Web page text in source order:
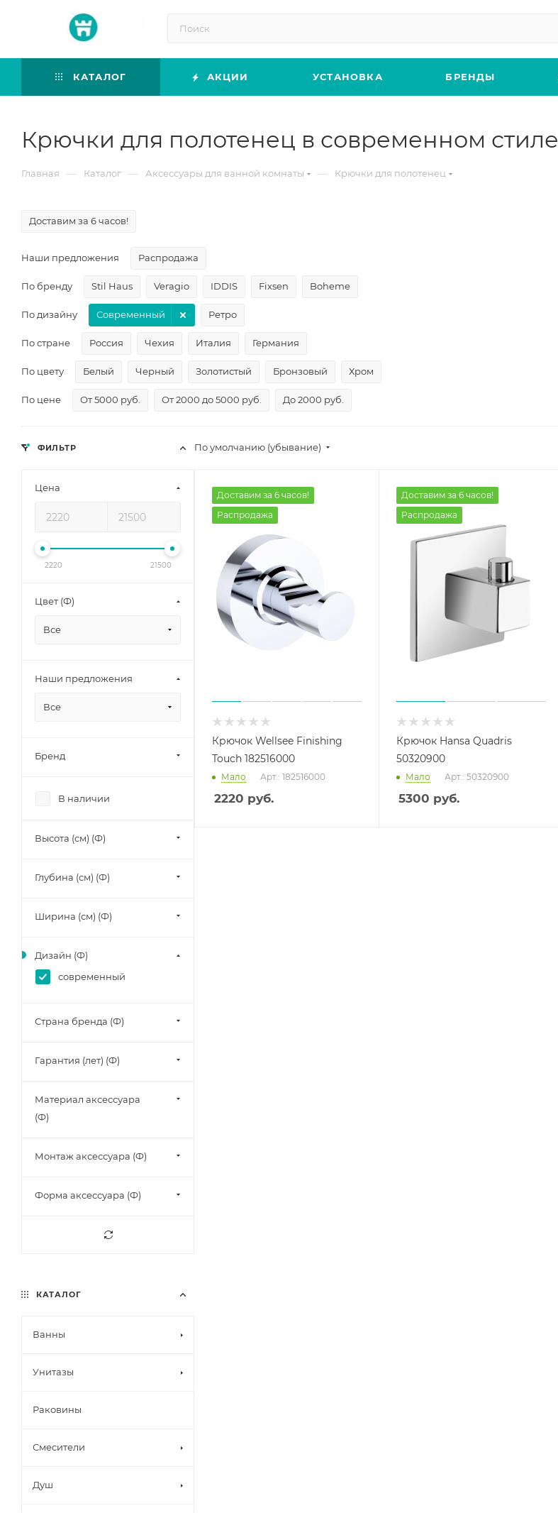
КАТАЛОГ АКЦИИ УСТАНОВКА БРЕНДЫ
Крючки для полотенец в современном стиле
Главная — Каталог — Аксессуары для ванной комнаты — Крючки для полотенец
Доставим за 6 часов!
Наши предложения Распродажа
По бренду Stil Haus Veragio IDDIS Fixsen Boheme
По дизайну Современный Ретро
По стране Россия Чехия Италия Германия
По цвету Белый Черный Золотистый Бронзовый Хром
По цене От 5000 руб. От 2000 до 5000 руб. До 2000 руб.
По умолчанию (убывание)
Доставим за 6 часов!
Распродажа
Крючок Wellsee Finishing
Touch 182516000
Мало Арт.: 182516000
2220 руб.
Доставим за 6 часов!
Распродажа
Крючок Hansa Quadris
50320900
Мало Арт.: 50320900
5300 руб.
ФИЛЬТР
Цена
2220 21500
Цвет (Ф)
Все
Наши предложения
Все
Бренд
В наличии
Высота (см) (Ф)
Глубина (см) (Ф)
Ширина (см) (Ф)
Дизайн (Ф)
современный
Страна бренда (Ф)
Гарантия (лет) (Ф)
Материал аксессуара
(Ф)
Монтаж аксессуара (Ф)
Форма аксессуара (Ф)
КАТАЛОГ
Ванны
Унитазы
Раковины
Смесители
Душ